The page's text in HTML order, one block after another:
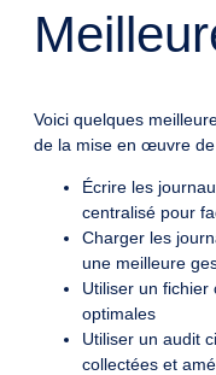
Voici quelques
de la mise en œuvre de
Écrire les
centralisé pour
Charger les
une meilleure
Utiliser un
optimales
Utiliser un audit
collectées et